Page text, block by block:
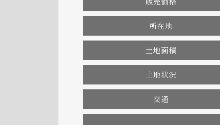
所在地
土地面積
土地状況
交通